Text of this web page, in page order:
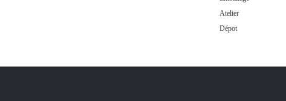
Atelier
Dépot